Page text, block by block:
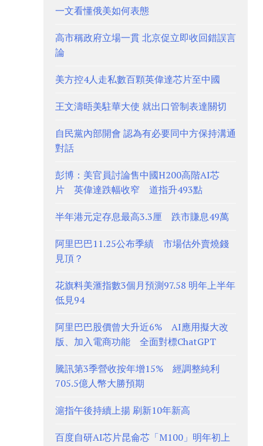
一文看懂俄美如何表態
高市稱政府立場一貫 北京促立即收回錯誤言
論
美方控4人走私數百顆英偉達芯片至中國
王文濤晤美駐華大使 就出口管制表達關切
自民黨內部開會 認為有必要同中方保持溝通
對話
彭博：美官員討論售中國H200高階AI芯
片 英偉達跌幅收窄 道指升493點
半年港元定存息最高3.3厘 跌市賺息49萬
阿里巴巴11.25公布季績 市場估外賣燒錢
見頂？
花旗料美滙指數3個月預測97.58 明年上半年
低見94
阿里巴巴股價曾大升近6% AI應用擬大改
版、加入電商功能 全面對標ChatGPT
騰訊第3季營收按年增15% 經調整純利
705.5億人幣大勝預期
滬指午後持續上揚 刷新10年新高
百度自研AI芯片昆侖芯「M100」明年初上